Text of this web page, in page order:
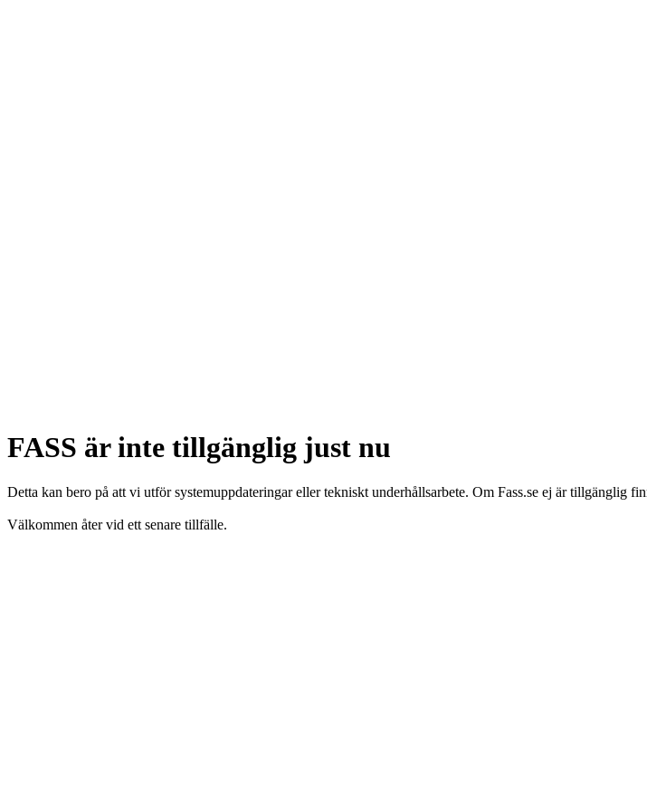
FASS är inte tillgänglig just nu
Detta kan bero på att vi utför systemuppdateringar eller tekniskt underhållsarbete. Om Fass.se ej är tillgänglig
Välkommen åter vid ett senare tillfälle.